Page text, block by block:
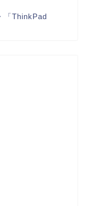
「ThinkPad